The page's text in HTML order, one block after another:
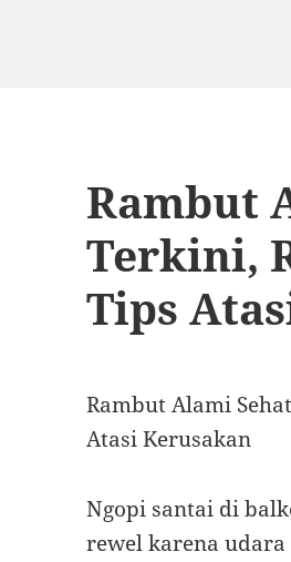
Rambut
Terkini,
Tips
Rambut Alami
Atasi Kerusakan
Ngopi santai di
rewel karena udara